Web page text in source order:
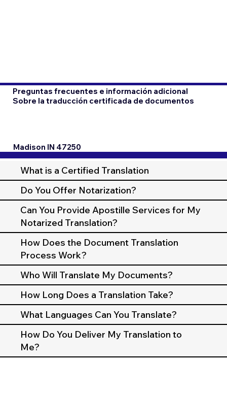
Preguntas frecuentes e información adicional
Sobre la traducción certificada de documentos
Madison IN 47250
What is a Certified Translation
Do You Offer Notarization?
Can You Provide Apostille Services for My
Notarized Translation?
How Does the Document Translation
Process Work?
Who Will Translate My Documents?
How Long Does a Translation Take?
What Languages Can You Translate?
How Do You Deliver My Translation to
Me?